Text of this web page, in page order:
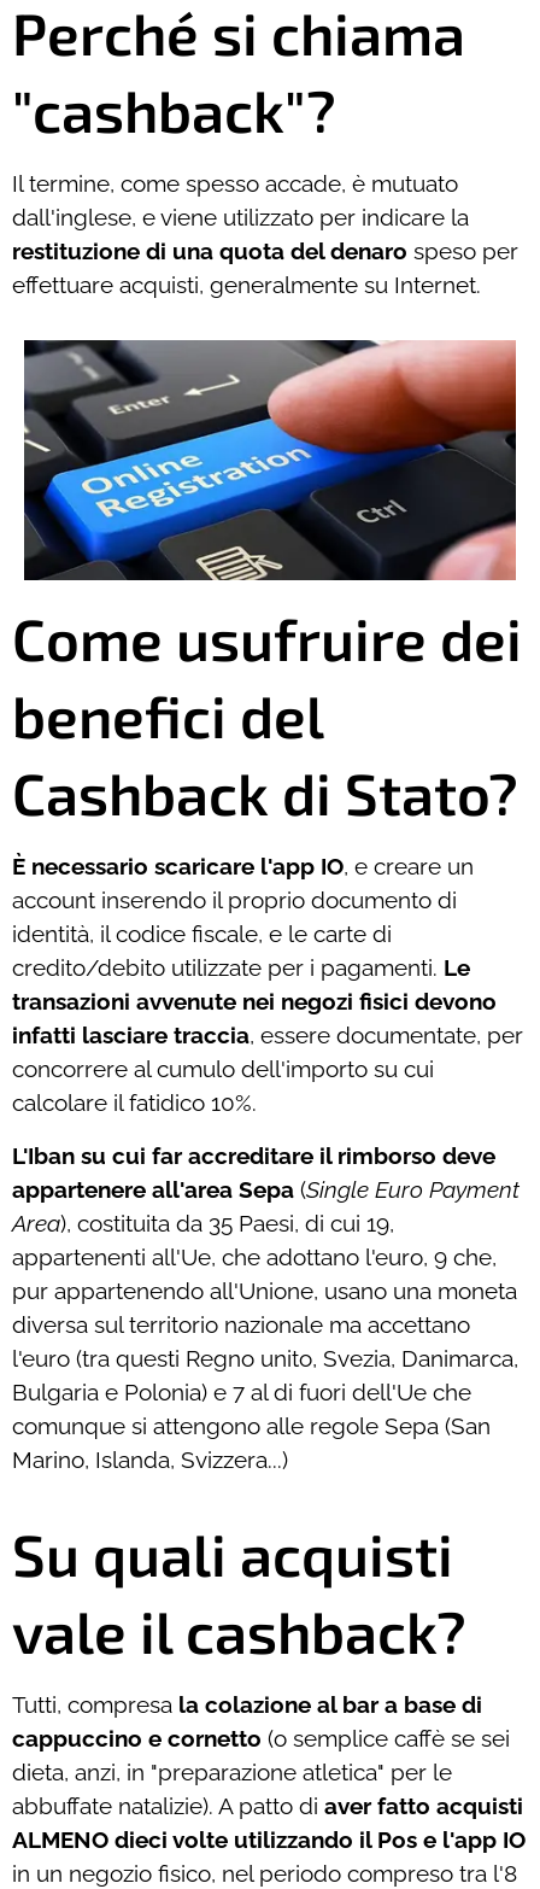
Perché si chiama
"cashback"?
Il termine, come spesso accade, è mutuato
dall'inglese, e viene utilizzato per indicare la
restituzione di una quota del denaro speso per
effettuare acquisti, generalmente su Internet.
Come usufruire dei
benefici del
Cashback di Stato?
È necessario scaricare l'app IO, e creare un
account inserendo il proprio documento di
identità, il codice fiscale, e le carte di
credito/debito utilizzate per i pagamenti. Le
transazioni avvenute nei negozi fisici devono
infatti lasciare traccia, essere documentate, per
concorrere al cumulo dell'importo su cui
calcolare il fatidico 10%.
L'Iban su cui far accreditare il rimborso deve
appartenere all'area Sepa (Single Euro Payment
Area), costituita da 35 Paesi, di cui 19,
appartenenti all'Ue, che adottano l'euro, 9 che,
pur appartenendo all'Unione, usano una moneta
diversa sul territorio nazionale ma accettano
l'euro (tra questi Regno unito, Svezia, Danimarca,
Bulgaria e Polonia) e 7 al di fuori dell'Ue che
comunque si attengono alle regole Sepa (San
Marino, Islanda, Svizzera...)
Su quali acquisti
vale il cashback?
Tutti, compresa la colazione al bar a base di
cappuccino e cornetto (o semplice caffè se sei
dieta, anzi, in "preparazione atletica" per le
abbuffate natalizie). A patto di aver fatto acquisti
ALMENO dieci volte utilizzando il Pos e l'app IO
in un negozio fisico, nel periodo compreso tra l'8